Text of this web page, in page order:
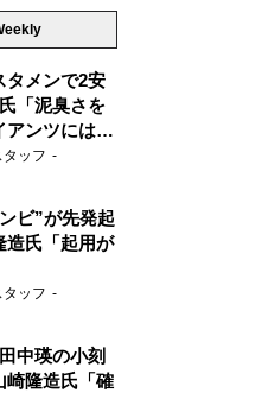
タメンで2安
「泥臭さを
アンツには少
ッフ
ビ”が先発起
造氏「起用が
ッフ
中瑛の小刻
隆造氏「確